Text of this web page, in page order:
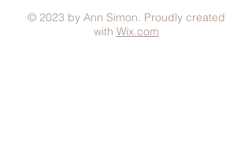
© 2023 by Ann Simon. Proudly created
with Wix.com